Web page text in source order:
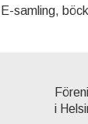
E-samling,
i